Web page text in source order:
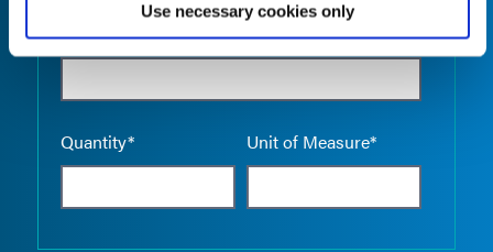
Use necessary cookies only
Product Name*
Quantity* Unit of Measure*